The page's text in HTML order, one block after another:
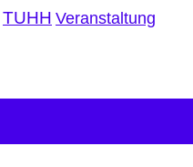
TUHH Veranstaltung